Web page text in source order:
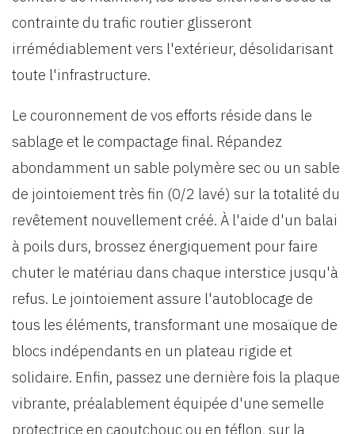
contrainte du trafic routier glisseront
irrémédiablement vers l'extérieur, désolidarisant
toute l'infrastructure.
Le couronnement de vos efforts réside dans le
sablage et le compactage final. Répandez
abondamment un sable polymère sec ou un sable
de jointoiement très fin (0/2 lavé) sur la totalité du
revêtement nouvellement créé. À l'aide d'un balai
à poils durs, brossez énergiquement pour faire
chuter le matériau dans chaque interstice jusqu'à
refus. Le jointoiement assure l'autoblocage de
tous les éléments, transformant une mosaïque de
blocs indépendants en un plateau rigide et
solidaire. Enfin, passez une dernière fois la plaque
vibrante, préalablement équipée d'une semelle
protectrice en caoutchouc ou en téflon, sur la